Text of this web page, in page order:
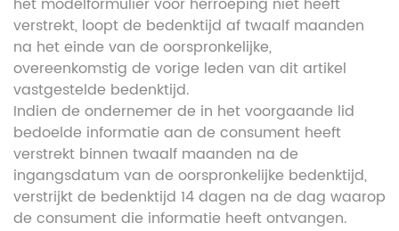
verstrekt, loopt de bedenktijd af twaalf maanden
na het einde van de oorspronkelijke,
overeenkomstig de vorige leden van dit artikel
vastgestelde bedenktijd.
Indien de ondernemer de in het voorgaande lid
bedoelde informatie aan de consument heeft
verstrekt binnen twaalf maanden na de
ingangsdatum van de oorspronkelijke bedenktijd,
verstrijkt de bedenktijd 14 dagen na de dag waarop
de consument die informatie heeft ontvangen.